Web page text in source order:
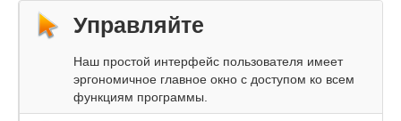
Управляйте
Наш простой интерфейс пользователя имеет
эргономичное главное окно с доступом ко всем
функциям программы.